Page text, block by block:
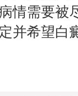
情需要被
定并希望白